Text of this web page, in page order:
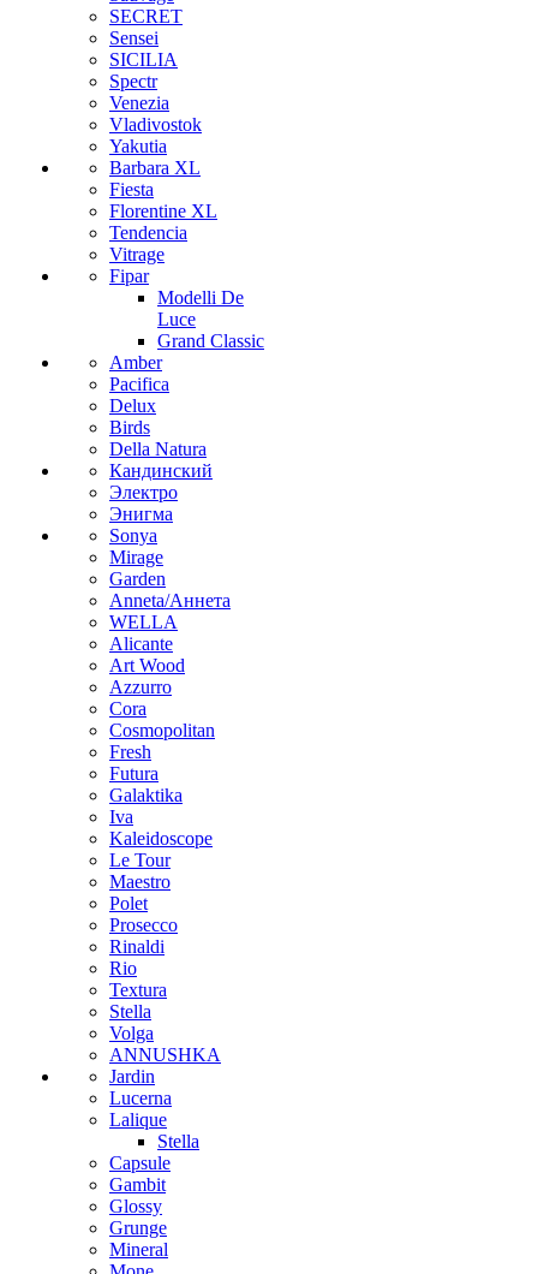
SECRET
Sensei
SICILIA
Spectr
Venezia
Vladivostok
Yakutia
Barbara XL
Fiesta
Florentine XL
Tendencia
Vitrage
Fipar
Modelli De
Luce
Grand Classic
Amber
Pacifica
Delux
Birds
Della Natura
Кандинский
Электро
Энигма
Sonya
Mirage
Garden
Anneta/Аннета
WELLA
Alicante
Art Wood
Azzurro
Cora
Cosmopolitan
Fresh
Futura
Galaktika
Iva
Kaleidoscope
Le Tour
Maestro
Polet
Prosecco
Rinaldi
Rio
Textura
Stella
Volga
ANNUSHKA
Jardin
Lucerna
Lalique
Stella
Capsule
Gambit
Glossy
Grunge
Mineral